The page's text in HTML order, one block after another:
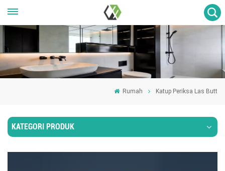
Rumah Katup Periksa Las Butt
KATEGORI PRODUK